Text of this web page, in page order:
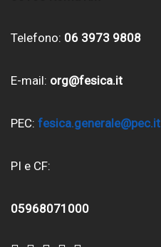
Telefono: 06 3973 9808
E-mail: org@fesica.it
PEC: fesica.generale@pec.it
PI e CF:
05968071000